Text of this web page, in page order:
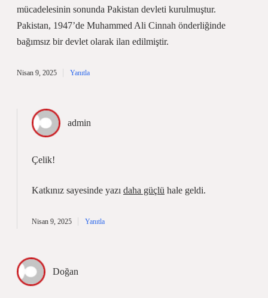
mücadelesinin sonunda Pakistan devleti kurulmuştur.
Pakistan, 1947’de Muhammed Ali Cinnah önderliğinde
bağımsız bir devlet olarak ilan edilmiştir.
Nisan 9, 2025 Yanıtla
admin
Çelik!
Katkınız sayesinde yazı daha güçlü hale geldi.
Nisan 9, 2025 Yanıtla
Doğan